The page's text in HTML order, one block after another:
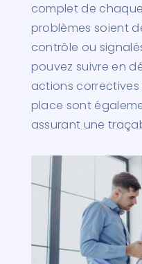
complet de
problèmes soient
contrôle ou
pouvez suivre en
actions correctives
place sont
assurant une